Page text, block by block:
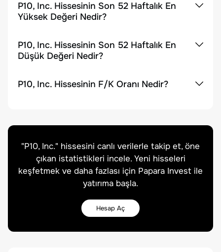
P10, Inc. Hissesinin Son 52 Haftalık En
Yüksek Değeri Nedir?
P10, Inc. Hissesinin Son 52 Haftalık En
Düşük Değeri Nedir?
P10, Inc. Hissesinin F/K Oranı Nedir?
"P10, Inc." hissesini canlı verilerle takip et, öne
çıkan istatistikleri incele. Yeni hisseleri
keşfetmek ve daha fazlası için Papara Invest ile
yatırıma başla.
Hesap Aç